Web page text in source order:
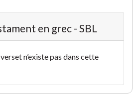
en grec - SBL
n’existe pas dans cette